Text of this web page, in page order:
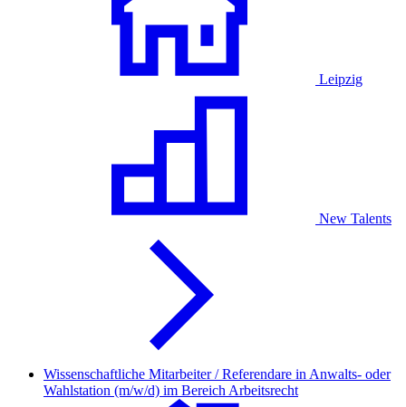
Leipzig
New Talents
Wissenschaftliche Mitarbeiter / Referendare in Anwalts- oder
Wahlstation (m/w/d) im Bereich Arbeitsrecht